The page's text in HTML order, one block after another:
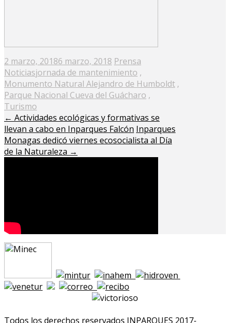
Posted
on
2 marzo, 20186 marzo, 2018 Prensa
Noticiasjornada de mantenimiento ,
Monumento Natural Alejandro de Humboldt ,
Parque Nacional Cueva del Guácharo ,
Turismo
← Actividades ecológicas y formativas se
llevan a cabo en Inparques Falcón Inparques
Monagas dedicó viernes ecosocialista al Día
de la Naturaleza →
Todos los derechos reservados INPARQUES 2017-